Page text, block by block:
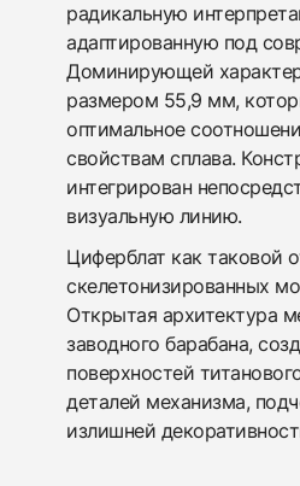
радикальную
адаптированную под
Доминирующей
размером 55,9 мм,
оптимальное
свойствам сплава.
интегрирован
визуальную линию.
Циферблат как таковой
скелетонизированных
Открытая архитектура
заводного барабана,
поверхностей
деталей механизма,
излишней